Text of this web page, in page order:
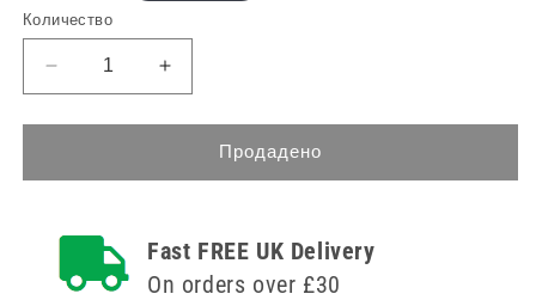
цена
Количество
Намаляване
на
количеството
50
Ardes
Arplex
Увеличете
количеството
за
ml
Arplex
Luer
Продадено
Fast FREE UK Delivery
On orders over £30